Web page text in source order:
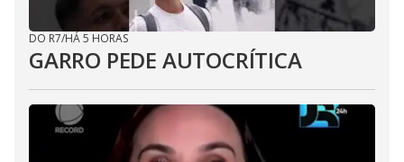
DO R7/HÁ 5 HORAS
GARRO PEDE AUTOCRÍTICA